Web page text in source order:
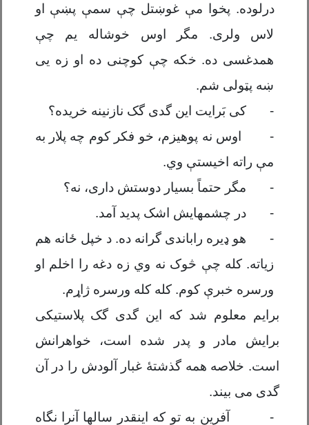
درلوده. پخوا مې غوښتل چې سمې پښې او
لاس ولری. مگر اوس خوشاله یم چې
همدغسی ده. خکه چې کوچنی ده او زه یی
ښه پټولی شم.
-
کی بَرایت این گدی گک نازنینه خریده؟
-
اوس نه پوهیزم، خو فکر کوم چه پلار به
مې راته اخیستې وي.
-
مگر حتماً بسیار دوستش داری، نه؟
-
در چشمهایش اشک پدید آمد.
-
هوډیره راباندی گرانه ده. د خپل ځانه هم
زیاته. کله چې څوک نه وي زه دغه را اخلم او
ورسره خبر ې کوم. کله کله ورسره ژاړم.
برایم معلوم شد که این گدی گک پلاستیکی
برایش مادر و پدر شده است، خواهرانش
است. خلاصه همه گذشتۀ غبار آلودش را در آن
گدی می بیند.
-
آفرین به تو که اینقدر سالها آنرا نگاه